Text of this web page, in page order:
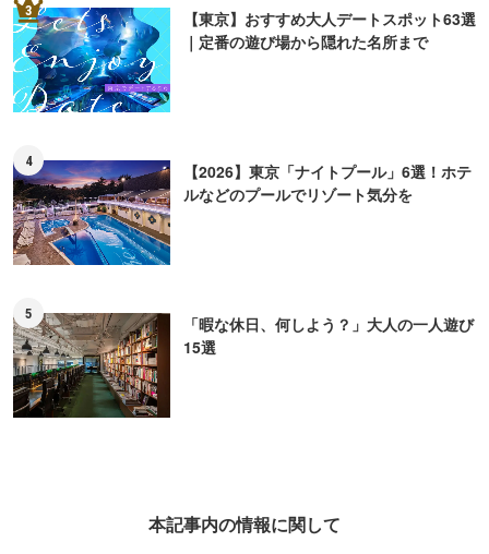
3
【東京】おすすめ大人デートスポット63選
｜定番の遊び場から隠れた名所まで
4
【2026】東京「ナイトプール」6選！ホテ
ルなどのプールでリゾート気分を
5
「暇な休日、何しよう？」大人の一人遊び
15選
本記事内の情報に関して